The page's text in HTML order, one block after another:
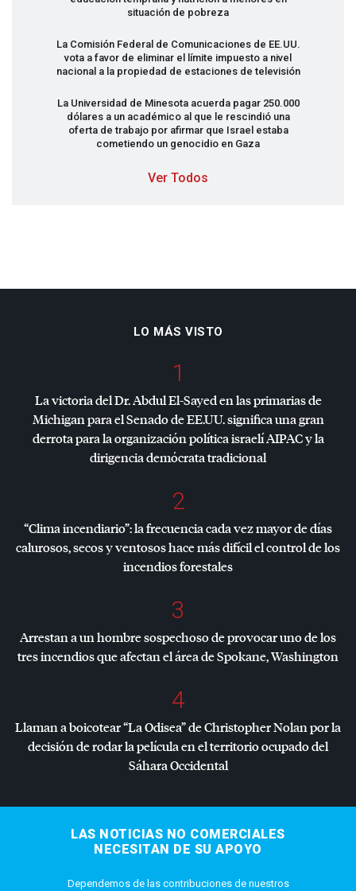
situación de pobreza
La Comisión Federal de Comunicaciones de EE.UU.
vota a favor de eliminar el límite impuesto a nivel
nacional a la propiedad de estaciones de televisión
La Universidad de Minesota acuerda pagar 250.000
dólares a un académico al que le rescindió una
oferta de trabajo por afirmar que Israel estaba
cometiendo un genocidio en Gaza
Ver Todos
LO MÁS VISTO
1
La victoria del Dr. Abdul El-Sayed en las primarias de
Michigan para el Senado de EE.UU. significa una gran
derrota para la organización política israelíAIPACy la
dirigencia demócrata tradicional
2
“Clima incendiario”: la frecuencia cada vez mayor de días
calurosos, secos y ventosos hace más difícil el control de los
incendios forestales
3
Arrestan a un hombre sospechoso de provocar uno de los
tres incendios que afectan el área de Spokane, Washington
4
Llaman a boicotear “La Odisea” de Christopher Nolan por la
decisión de rodar la película en el territorio ocupado del
Sáhara Occidental
LAS NOTICIAS NO COMERCIALES
NECESITAN DE SU APOYO
Dependemos de las contribuciones de nuestros